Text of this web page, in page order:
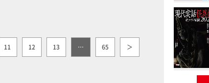
11 12 13 … 65 ＞